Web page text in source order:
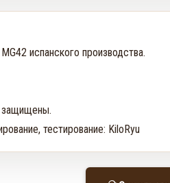
16 и нижеиспанского производства.
защищены.
тестирование: KiloRyu